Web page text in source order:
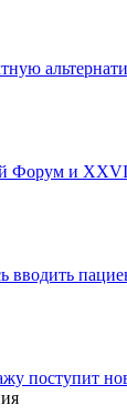
Форум и
вводить
поступит